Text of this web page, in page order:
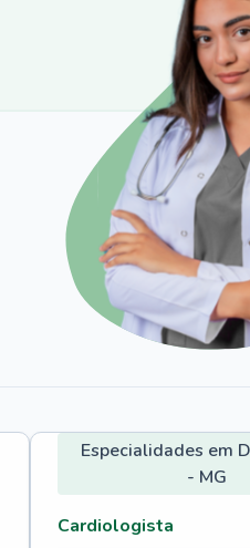
Especialidades em
- MG
Cardiologista